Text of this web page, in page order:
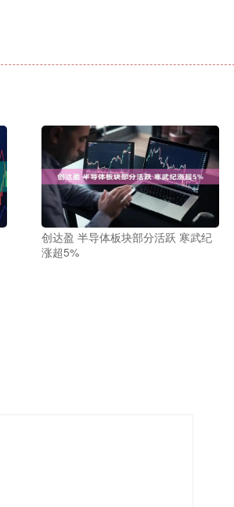
创达盈 半导体板块部分活跃 寒武纪
涨超5%